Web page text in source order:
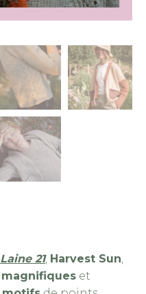
Laine 21, Harvest Sun
magnifiques et